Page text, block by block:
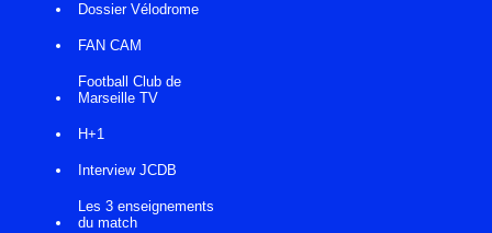
Dossier Vélodrome
FAN CAM
Football Club de
Marseille TV
H+1
Interview JCDB
Les 3 enseignements
du match